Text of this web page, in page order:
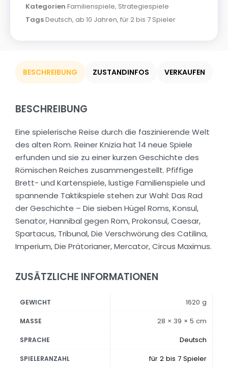
Kategorien Familienspiele, Strategiespiele
TagsDeutsch, ab 10 Jahren, für 2 bis 7 Spieler
BESCHREIBUNG ZUSTANDINFOS VERKAUFEN
BESCHREIBUNG
Eine spielerische Reise durch die faszinierende Welt
des alten Rom. Reiner Knizia hat 14 neue Spiele
erfunden und sie zu einer kurzen Geschichte des
Römischen Reiches zusammengestellt. Pfiffige
Brett- und Kartenspiele, lustige Familienspiele und
spannende Taktikspiele stehen zur Wahl: Das Rad
der Geschichte – Die sieben Hügel Roms, Konsul,
Senator, Hannibal gegen Rom, Prokonsul, Caesar,
Spartacus, Tribunal, Die Verschwörung des Catilina,
Imperium, Die Prätorianer, Mercator, Circus Maximus.
ZUSÄTZLICHE INFORMATIONEN
GEWICHT 1620 g
MASSE 28 × 39 × 5 cm
SPRACHE Deutsch
SPIELERANZAHL für 2 bis 7 Spieler